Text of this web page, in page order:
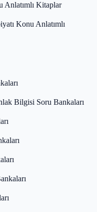
Anlatımlı Kitaplar
Konu Anlatımlı
Bilgisi Soru Bankaları